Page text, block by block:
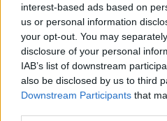
interest-based ads based on
us or personal information
your opt-out. You may
disclosure of your personal
IAB’s list of downstream
also be disclosed by us to third
Downstream Participants that